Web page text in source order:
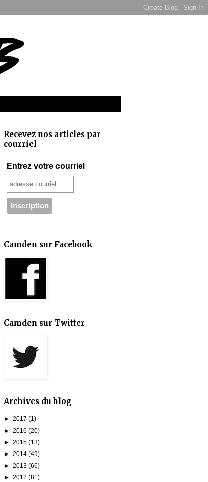
Recevez nos articles par
courriel
Entrez votre courriel
Camden sur Facebook
Camden sur Twitter
Archives du blog
► 2017 (1)
► 2016 (20)
► 2015 (13)
► 2014 (49)
► 2013 (66)
► 2012 (81)